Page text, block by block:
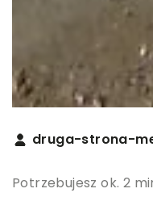
druga-strona-
Potrzebujesz ok. 2